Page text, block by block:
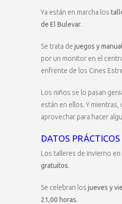
Ya están en marcha los
de El Bulevar.
Se trata de juegos y
por un monitor en el
enfrente de los Cines
Los niños se lo pasan
están en ellos. Y
aprovechar para hacer
DATOS PRÁCTICOS
Los talleres de invierno en
gratuitos.
Se celebran los jueves y
21,00 horas.